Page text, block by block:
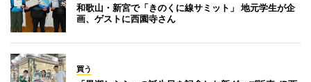
和歌山・新宮で「きのくに線サミット」 地元学生が企
画、ゲストに西園寺さん
買う